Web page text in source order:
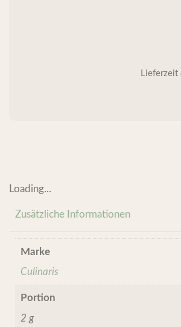
Lieferzeit
Loading...
Zusätzliche Informationen
Marke
Culinaris
Portion
2 g